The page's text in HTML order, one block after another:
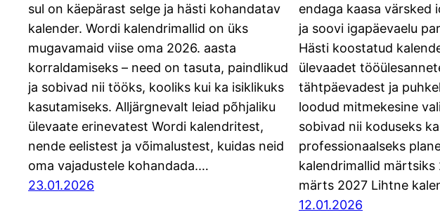
sul on käepärast selge ja hästi kohandatav
kalender. Wordi kalendrimallid on üks
mugavamaid viise oma 2026. aasta
korraldamiseks – need on tasuta, paindlikud
ja sobivad nii tööks, kooliks kui ka isiklikuks
kasutamiseks. Alljärgnevalt leiad põhjaliku
ülevaate erinevatest Wordi kalendritest,
nende eelistest ja võimalustest, kuidas neid
oma vajadustele kohandada.…
23.01.2026
endaga kaasa värsked
ja soovi igapäevaelu
Hästi koostatud
ülevaadet
tähtpäevadest ja
loodud mitmekesine
sobivad nii koduseks
professionaalseks
kalendrimallid
märts 2027 Lihtne
12.01.2026